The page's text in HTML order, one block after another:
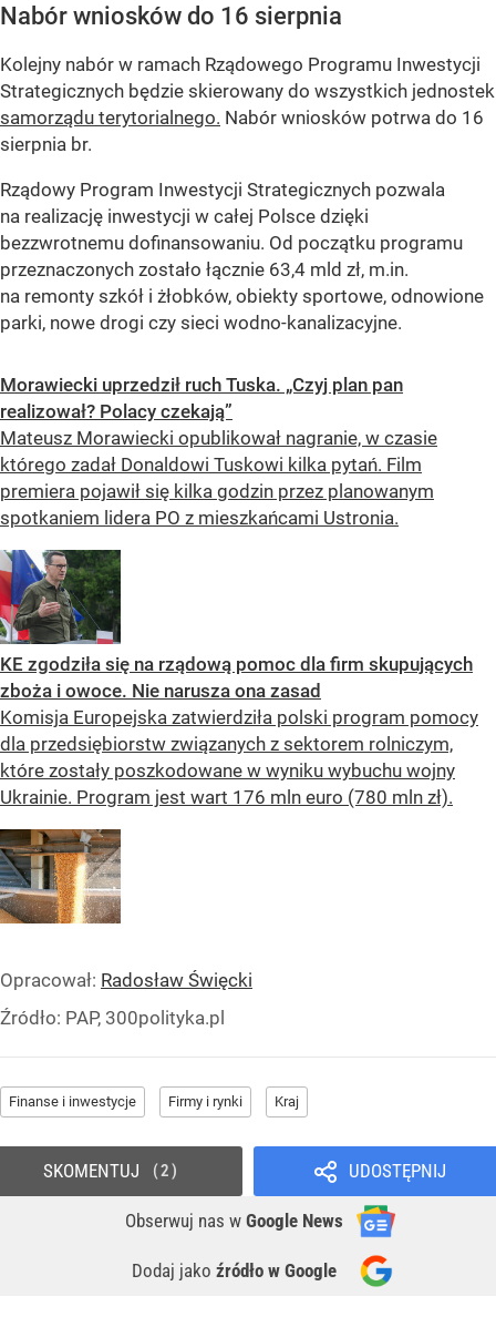
Nabór wniosków do 16 sierpnia
Kolejny nabór w ramach Rządowego Programu Inwestycji
Strategicznych będzie skierowany do wszystkich jednostek
samorządu terytorialnego. Nabór wniosków potrwa do 16
sierpnia br.
Rządowy Program Inwestycji Strategicznych pozwala
na realizację inwestycji w całej Polsce dzięki
bezzwrotnemu dofinansowaniu. Od początku programu
przeznaczonych zostało łącznie 63,4 mld zł, m.in.
na remonty szkół i żłobków, obiekty sportowe, odnowione
parki, nowe drogi czy sieci wodno-kanalizacyjne.
Morawiecki uprzedził ruch Tuska. „Czyj plan pan
realizował? Polacy czekają”
Mateusz Morawiecki opublikował nagranie, w czasie
którego zadał Donaldowi Tuskowi kilka pytań. Film
premiera pojawił się kilka godzin przez planowanym
spotkaniem lidera PO z mieszkańcami Ustronia.
KE zgodziła się na rządową pomoc dla firm skupujących
zboża i owoce. Nie narusza ona zasad
Komisja Europejska zatwierdziła polski program pomocy
dla przedsiębiorstw związanych z sektorem rolniczym,
które zostały poszkodowane w wyniku wybuchu wojny
Ukrainie. Program jest wart 176 mln euro (780 mln zł).
Opracował: Radosław Święcki
Źródło: PAP, 300polityka.pl
Finanse i inwestycje Firmy i rynki Kraj
UDOSTĘPNIJ
Obserwuj nas w Google News
Dodaj jako źródło w Google
SKOMENTUJ 2